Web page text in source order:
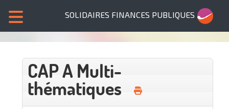
SOLIDAIRES FINANCES PUBLIQUES
CAP A Multi-
thématiques